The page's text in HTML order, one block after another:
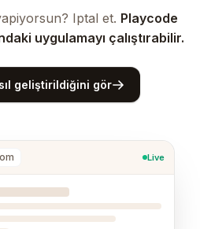
Iptal et. Playcode
uygulamayı çalıştırabilir.
geliştirildiğini gör
Live